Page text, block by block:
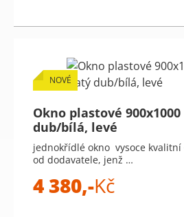
NOVÉ
Okno plastové
dub/bílá, levé
jednokřídlé okno vysoce
od dodavatele, jenž …
4 380,-Kč